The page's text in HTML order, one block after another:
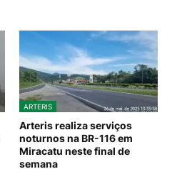
ARTERIS
Arteris realiza serviços
noturnos na BR-116 em
Miracatu neste final de
semana